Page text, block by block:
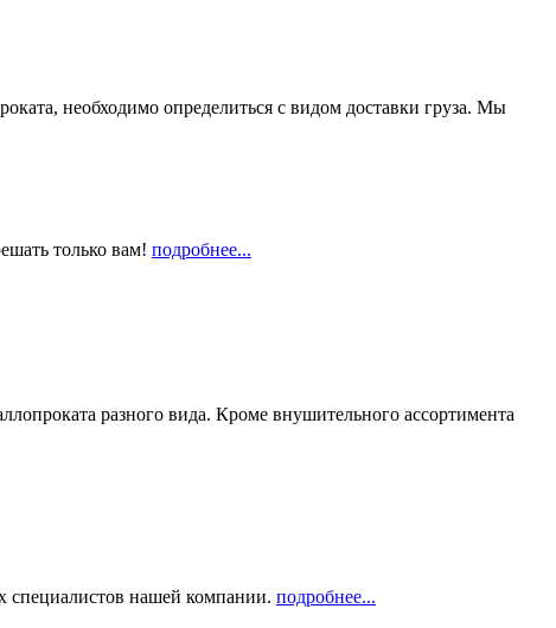
необходимо определиться с видом доставки груза. Мы
только вам! подробнее...
разного вида. Кроме внушительного ассортимента
специалистов нашей компании. подробнее...